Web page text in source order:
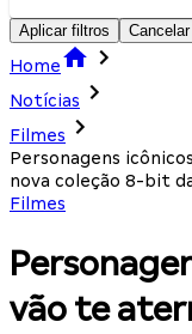
Aplicar filtros Cancelar
Home
Notícias
Filmes
Personagens
nova coleção 8-bit
Filmes
vão te